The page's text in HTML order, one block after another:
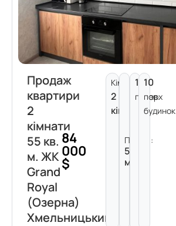
Продаж
квартири
2
кімнати
55 кв.
м. ЖК
Grand
Royal
(Озерна)
Хмельницький
84
000
$
Кімнат:
2
кімнати
Площа:
55
м²
10
поверх
10
пов.
будинок